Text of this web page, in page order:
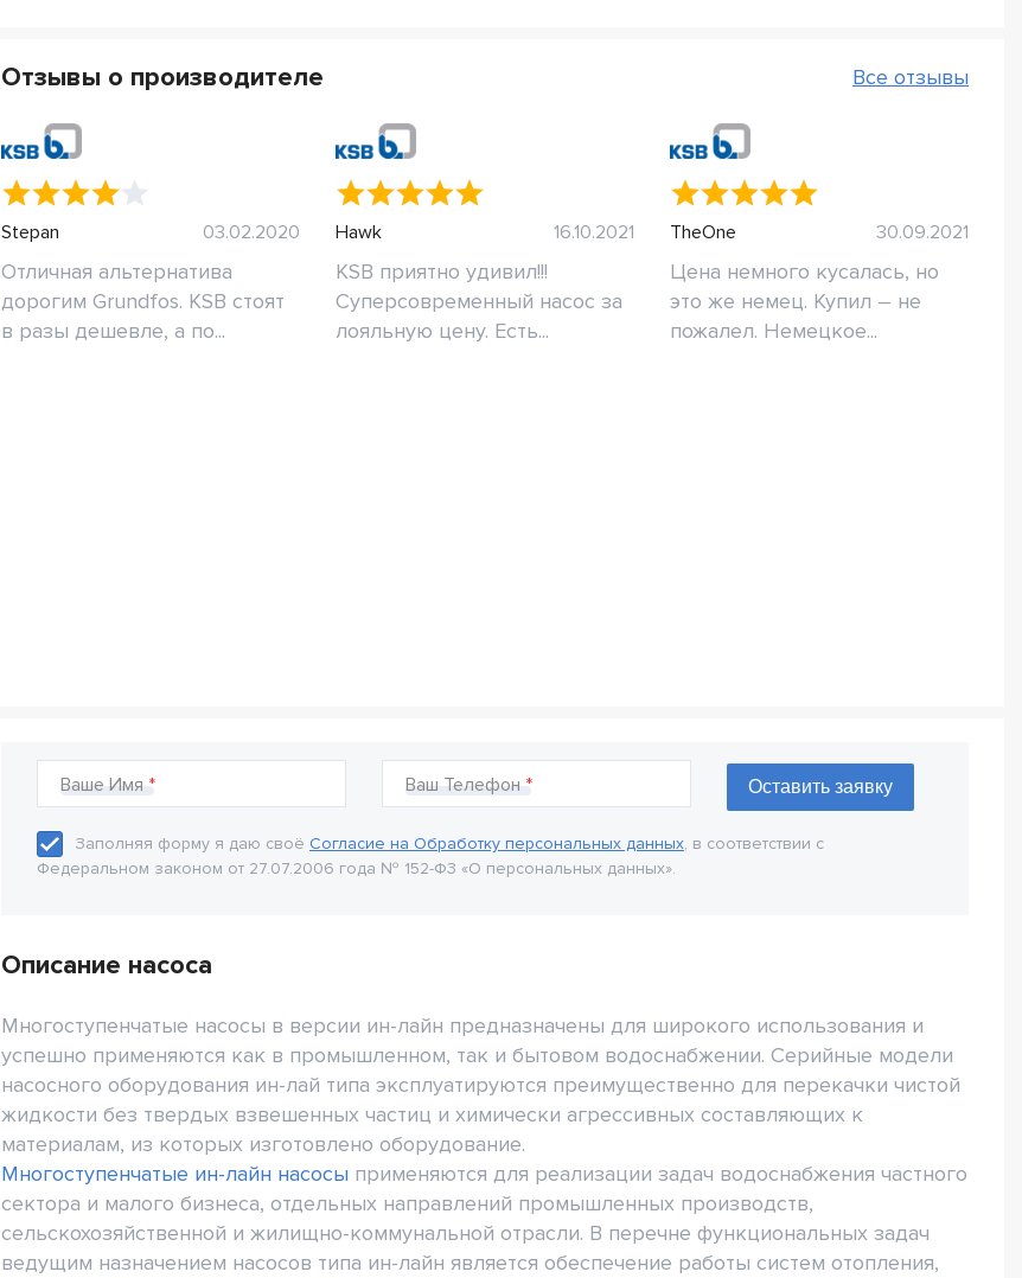
Отзывы о производителе Все отзывы
Stepan 03.02.2020
Отличная альтернатива
дорогим Grundfos. KSB стоят
в разы дешевле, а по...
Hawk 16.10.2021
KSB приятно удивил!!!
Суперсовременный насос за
лояльную цену. Есть...
TheOne 30.09.2021
Цена немного кусалась, но
это же немец. Купил – не
пожалел. Немецкое...
Ваше Имя Ваш Телефон
Заполняя форму я даю своё Согласие на Обработку персональных данных, в соответствии с
Федеральном законом от 27.07.2006 года № 152-Ф3 «О персональных данных».
Описание насоса
Многоступенчатые насосы в версии ин-лайн предназначены для широкого использования и
успешно применяются как в промышленном, так и бытовом водоснабжении. Серийные модели
насосного оборудования ин-лай типа эксплуатируются преимущественно для перекачки чистой
жидкости без твердых взвешенных частиц и химически агрессивных составляющих к
материалам, из которых изготовлено оборудование.
Многоступенчатые ин-лайн насосы применяются для реализации задач водоснабжения частного
сектора и малого бизнеса, отдельных направлений промышленных производств,
сельскохозяйственной и жилищно-коммунальной отрасли. В перечне функциональных задач
ведущим назначением насосов типа ин-лайн является обеспечение работы систем отопления,